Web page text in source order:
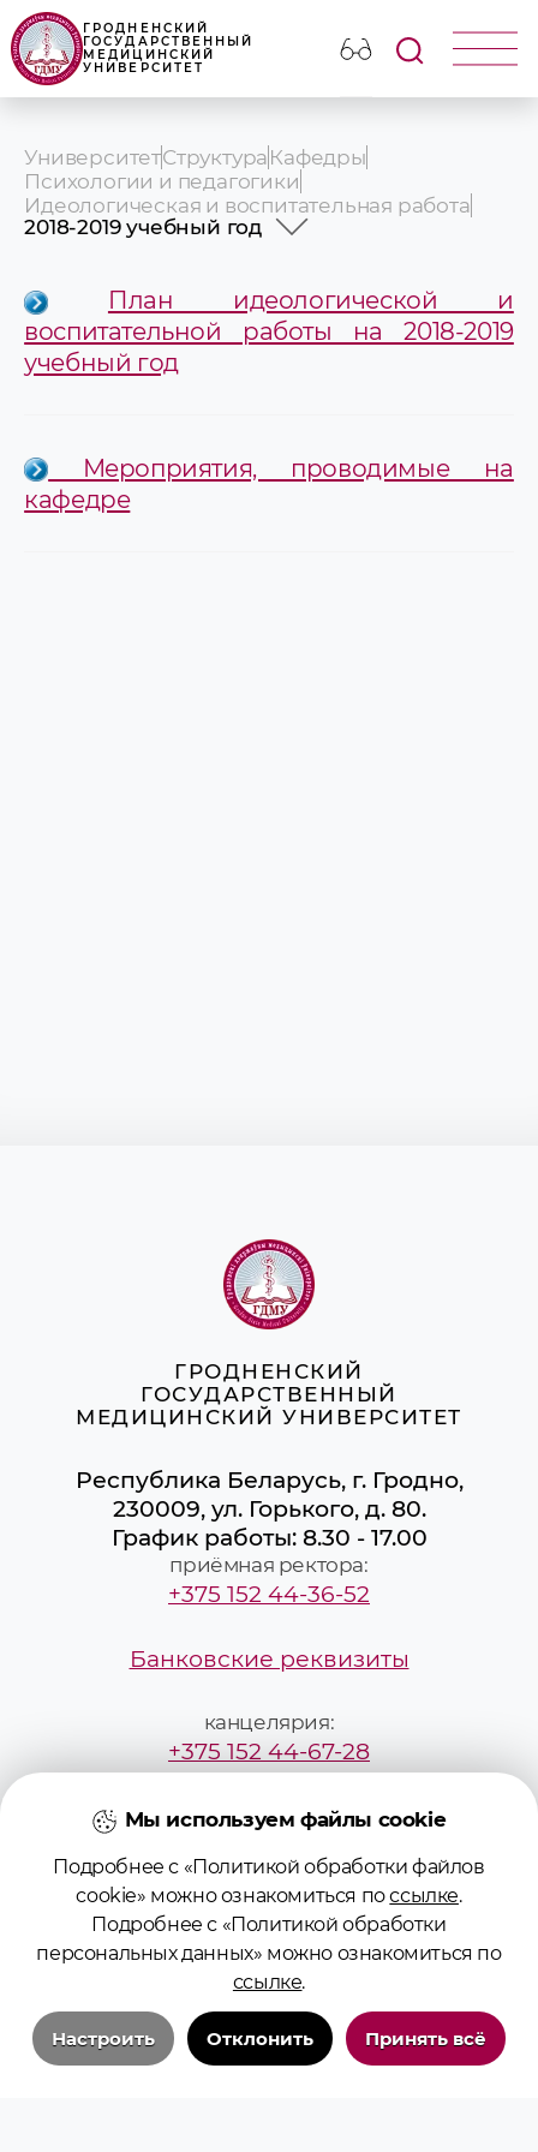
ГРОДНЕНСКИЙ
ГОСУДАРСТВЕННЫЙ
МЕДИЦИНСКИЙ
УНИВЕРСИТЕТ
УниверситетСтруктура Кафедры
Психологии и педагогики
Идеологическая и воспитательная работа
2018-2019 учебный год
2024-2025 учебный год
2023-2024 учебный год
2022-2023 учебный год
2021-2022 учебный год
2017-2018 учебный год
2016-2017 учебный год
2015-2016 учебный год
План идеологической и
воспитательной работы на 2018-2019
учебный год
Мероприятия, проводимые на
кафедре
ГРОДНЕНСКИЙ
ГОСУДАРСТВЕННЫЙ
МЕДИЦИНСКИЙ УНИВЕРСИТЕТ
Республика Беларусь, г. Гродно,
230009, ул. Горького, д. 80.
График работы: 8.30 - 17.00
приёмная ректора:
+375 152 44-36-52
Банковские реквизиты
канцелярия:
+375 152 44-67-28
mailbox@grsmu.by
приёмная комиссия:
+375295229887
pk@grsmu.by
Мы используем файлы cookie
Подробнее с «Политикой обработки файлов
cookie» можно ознакомиться поссылке.
Подробнее с «Политикой обработки
персональных данных» можно ознакомиться по
ссылке.
Настроить Отклонить Принять всё